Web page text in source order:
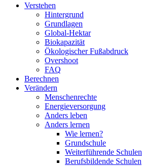
Verstehen
Hintergrund
Grundlagen
Global-Hektar
Biokapazität
Ökologischer Fußabdruck
Overshoot
FAQ
Berechnen
Verändern
Menschenrechte
Energieversorgung
Anders leben
Anders lernen
Wie lernen?
Grundschule
Weiterführende Schulen
Berufsbildende Schulen